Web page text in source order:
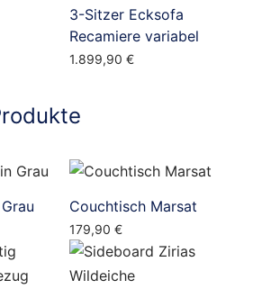
3-Sitzer Ecksofa
Recamiere variabel
1.899,90 €
Couchtisch Marsat
179,90 €